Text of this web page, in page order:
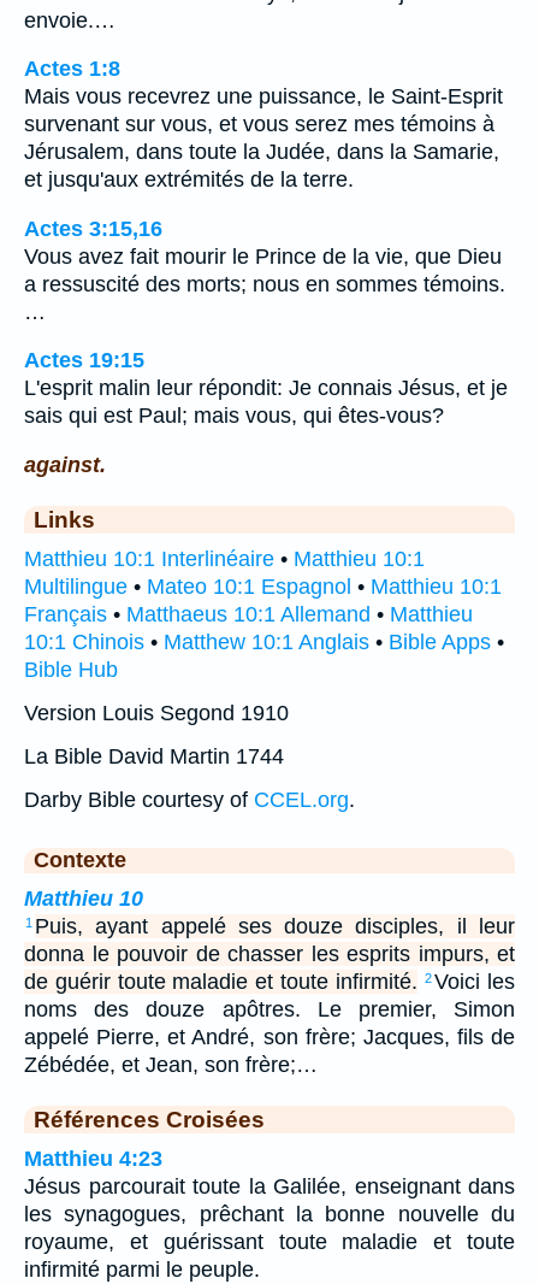
envoie.…
Actes 1:8
Mais vous recevrez une puissance, le Saint-Esprit
survenant sur vous, et vous serez mes témoins à
Jérusalem, dans toute la Judée, dans la Samarie,
et jusqu'aux extrémités de la terre.
Actes 3:15,16
Vous avez fait mourir le Prince de la vie, que Dieu
a ressuscité des morts; nous en sommes témoins.
…
Actes 19:15
L'esprit malin leur répondit: Je connais Jésus, et je
sais qui est Paul; mais vous, qui êtes-vous?
against.
Links
Matthieu 10:1 Interlinéaire • Matthieu 10:1
Multilingue • Mateo 10:1 Espagnol • Matthieu 10:1
Français • Matthaeus 10:1 Allemand • Matthieu
10:1 Chinois • Matthew 10:1 Anglais • Bible Apps •
Bible Hub
Version Louis Segond 1910
La Bible David Martin 1744
Darby Bible courtesy of CCEL.org.
Contexte
Matthieu 10
1 Puis, ayant appelé ses douze disciples, il leur
donna le pouvoir de chasser les esprits impurs, et
de guérir toute maladie et toute infirmité.
2Voici les
noms des douze apôtres. Le premier, Simon
appelé Pierre, et André, son frère; Jacques, fils de
Zébédée, et Jean, son frère;…
Références Croisées
Matthieu 4:23
Jésus parcourait toute la Galilée, enseignant dans
les synagogues, prêchant la bonne nouvelle du
royaume, et guérissant toute maladie et toute
infirmité parmi le peuple.